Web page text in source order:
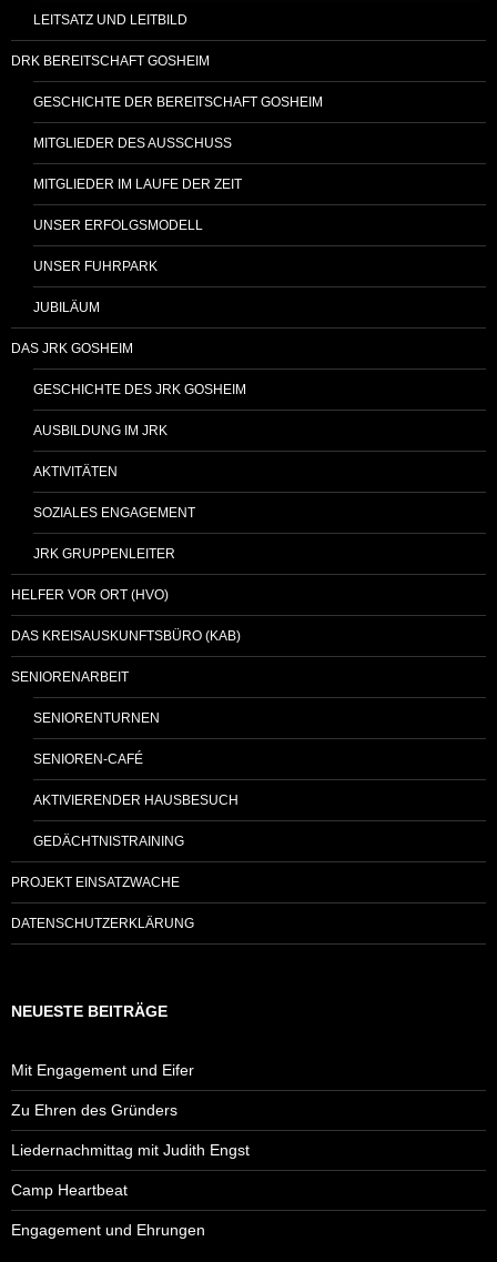
LEITSATZ UND LEITBILD
DRK BEREITSCHAFT GOSHEIM
GESCHICHTE DER BEREITSCHAFT GOSHEIM
MITGLIEDER DES AUSSCHUSS
MITGLIEDER IM LAUFE DER ZEIT
UNSER ERFOLGSMODELL
UNSER FUHRPARK
JUBILÄUM
DAS JRK GOSHEIM
GESCHICHTE DES JRK GOSHEIM
AUSBILDUNG IM JRK
AKTIVITÄTEN
SOZIALES ENGAGEMENT
JRK GRUPPENLEITER
HELFER VOR ORT (HVO)
DAS KREISAUSKUNFTSBÜRO (KAB)
SENIORENARBEIT
SENIORENTURNEN
SENIOREN-CAFÉ
AKTIVIERENDER HAUSBESUCH
GEDÄCHTNISTRAINING
PROJEKT EINSATZWACHE
DATENSCHUTZERKLÄRUNG
NEUESTE BEITRÄGE
Mit Engagement und Eifer
Zu Ehren des Gründers
Liedernachmittag mit Judith Engst
Camp Heartbeat
Engagement und Ehrungen